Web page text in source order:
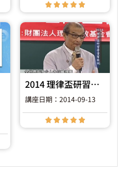
    
2014 理律盃研習營 – 貴賓致詞
講座日期：2014-09-13
    